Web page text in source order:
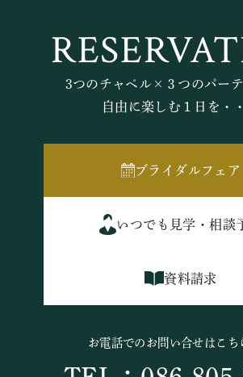
3つのチャペル×３つのパーテ
自由に楽しむ１日を・
ブライダルフェア
いつでも見学・相談
資料請求
お電話でのお問い合せはこち